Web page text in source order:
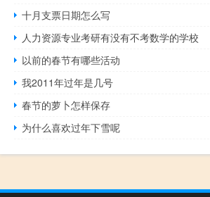
十月支票日期怎么写
人力资源专业考研有没有不考数学的学校
以前的春节有哪些活动
我2011年过年是几号
春节的萝卜怎样保存
为什么喜欢过年下雪呢